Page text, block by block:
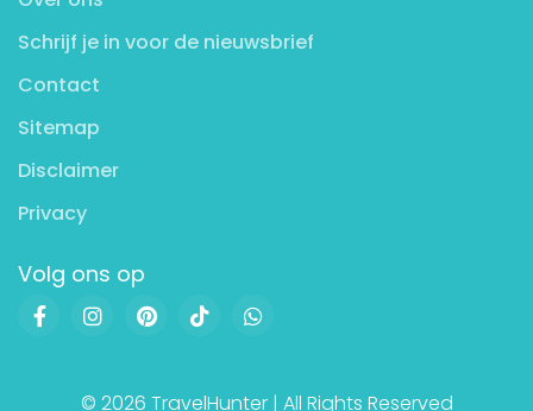
Schrijf je in voor de nieuwsbrief
Contact
Sitemap
Disclaimer
Privacy
Volg ons op
© 2026 TravelHunter | All Rights Reserved